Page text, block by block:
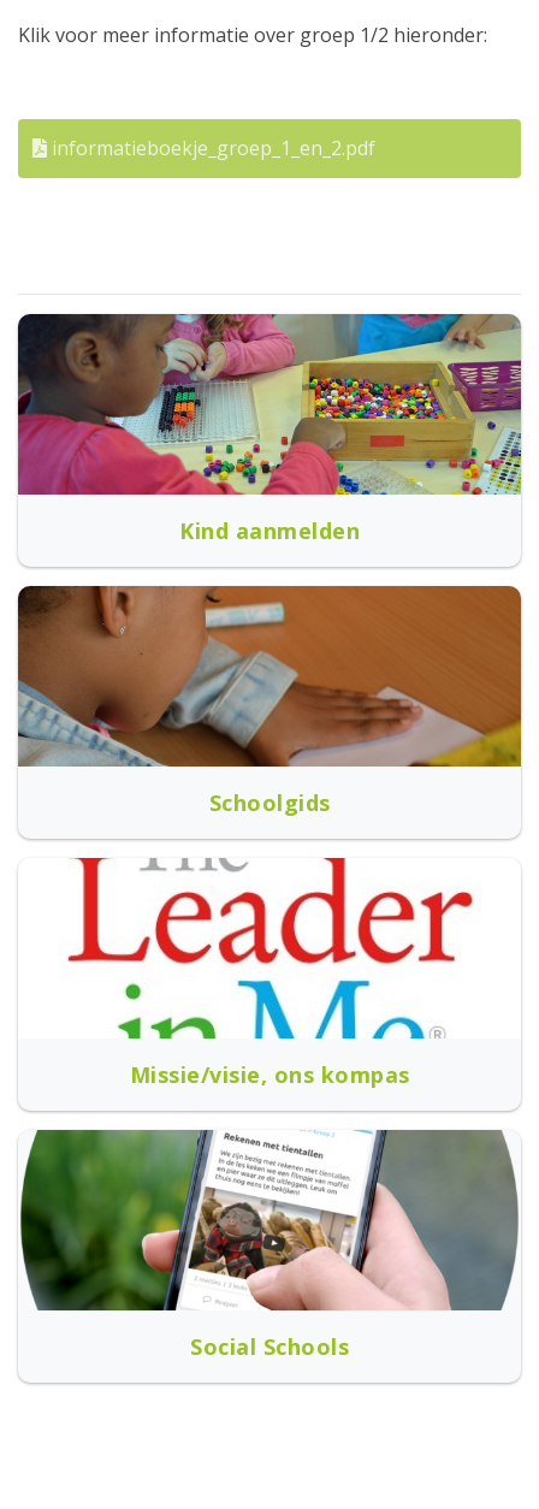
Klik voor meer informatie over groep 1/2 hieronder:
informatieboekje_groep_1_en_2.pdf
Kind aanmelden
Schoolgids
Missie/visie, ons kompas
Social Schools